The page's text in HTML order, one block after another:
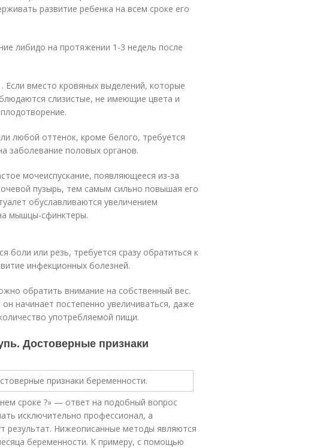
развитие ребенка на всем сроке его
либидо на протяжении 1-3 недель после
Если вместо кровяных выделений, которые
слизистые, не имеющие цвета и
любой оттенок, кроме белого, требуется
заболевание половых органов.
мочеиспускание, появляющееся из-за
пузырь, тем самым сильно повышая его
обуславливаются увеличением
мышцы-сфинктеры.
боли или резь, требуется сразу обратиться к
инфекционных болезней.
обратить внимание на собственный вес.
начинает постепенно увеличиваться, даже
употребляемой пищи.
Достоверные признаки
сроке ?» — ответ на подобный вопрос
исключительно профессионал, а
результат. Нижеописанные методы являются
беременности. К примеру, с помощью